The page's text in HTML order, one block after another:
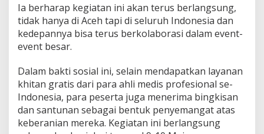
Ia berharap kegiatan ini akan terus berlangsung,
tidak hanya di Aceh tapi di seluruh Indonesia dan
kedepannya bisa terus berkolaborasi dalam event-
event besar.
Dalam bakti sosial ini, selain mendapatkan layanan
khitan gratis dari para ahli medis profesional se-
Indonesia, para peserta juga menerima bingkisan
dan santunan sebagai bentuk penyemangat atas
keberanian mereka. Kegiatan ini berlangsung